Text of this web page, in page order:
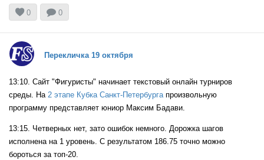
0  0
Перекличка 19 октября
13:10. Сайт "Фигуристы" начинает текстовый онлайн турниров
среды. На 2 этапе Кубка Санкт-Петербургапроизвольную
программу представляет юниор Максим Бадави.
13:15. Четверных нет, зато ошибок немного. Дорожка шагов
исполнена на 1 уровень. С результатом 186.75 точно можно
бороться за топ-20.